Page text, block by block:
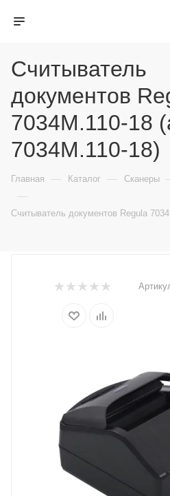
Считыватель
документов
7034M.110-18
7034M.110-18)
Главная — Каталог — Сканеры
—
Считыватель документов Regula